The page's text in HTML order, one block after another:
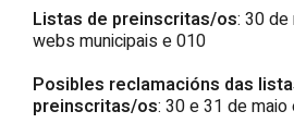
Listas de preinscritas/os: 30 de
webs municipais e 010
Posibles reclamacións das
preinscritas/os: 30 e 31 de